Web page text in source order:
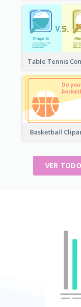
Basketball
VER